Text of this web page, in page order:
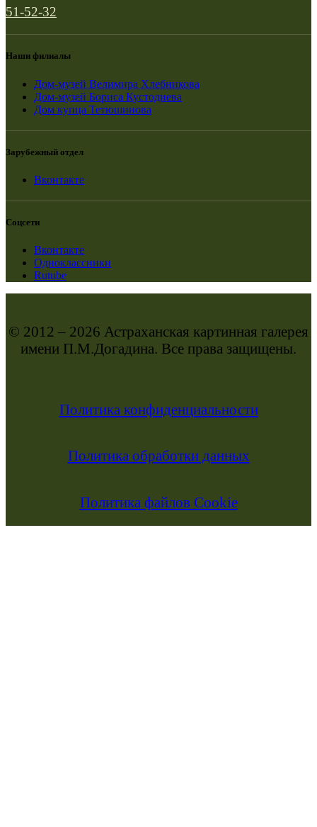
51-52-32
Наши филиалы
Дом-музей Велимира Хлебникова
Дом-музей Бориса Кустодиева
Дом купца Тетюшинова
Зарубежный отдел
Вконтакте
Соцсети
Вконтакте
Одноклассники
Rutube
© 2012 – 2026 Астраханская картинная галерея
имени П.М.Догадина. Все права защищены.
Политика конфиденциальности
Политика обработки данных
Политика файлов Cookie